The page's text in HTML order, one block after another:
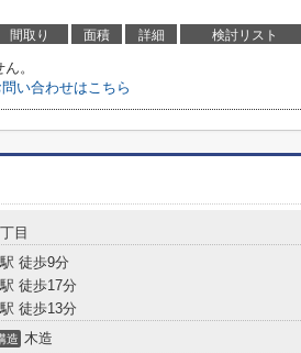
間取り 面積 詳細 検討リスト
。
い合わせはこちら
目
駅 徒歩9分
駅 徒歩17分
駅 徒歩13分
造 木造